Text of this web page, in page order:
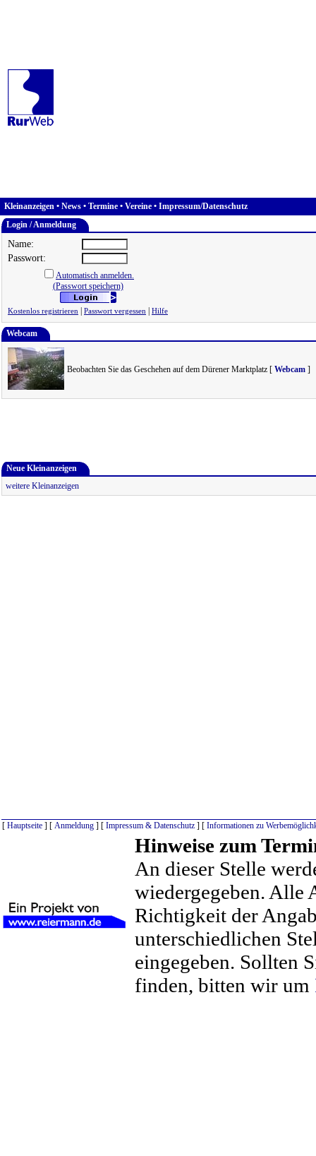
Kleinanzeigen • News • Termine • Vereine • Impressum/Datenschutz
Login / Anmeldung
Name:
Passwort:
Automatisch anmelden.
(Passwort speichern)
Kostenlos registrieren Passwort vergessen Hilfe
Webcam
Beobachten Sie das Geschehen auf dem Dürener Marktplatz [ Webcam ]
Neue Kleinanzeigen
weitere Kleinanzeigen
[ Hauptseite ] [ Anmeldung ] [ Impressum & Datenschutz ] [ Informationen zu
Hinweise zum
An dieser Stelle
wiedergegeben. Alle
Richtigkeit der
unterschiedlichen
eingegeben. Sollten
finden, bitten wir um